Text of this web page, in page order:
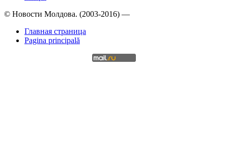
© Новости Молдова. (2003-2016) —
Главная страница
Pagina principală